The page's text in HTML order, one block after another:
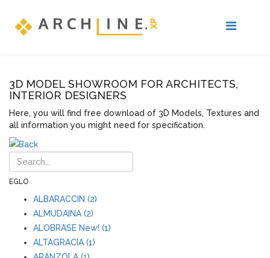
3D MODEL SHOWROOM FOR ARCHITECTS,
INTERIOR DESIGNERS
Here, you will find free download of 3D Models, Textures and
all information you might need for specification.
EGLO
ALBARACCIN (2)
ALMUDAINA (2)
ALOBRASE New! (1)
ALTAGRACIA (1)